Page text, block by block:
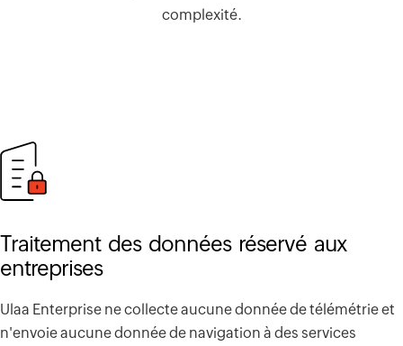
complexité.
Traitement des données réservé aux
entreprises
Ulaa Enterprise ne collecte aucune donnée de télémétrie et
n'envoie aucune donnée de navigation à des services